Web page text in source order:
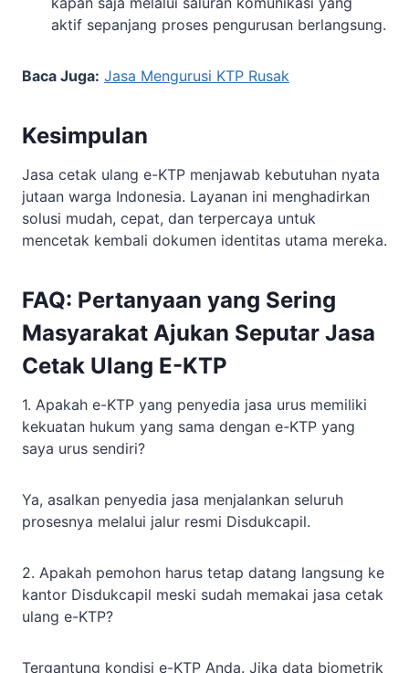
aktif sepanjang proses pengurusan berlangsung.
Baca Juga: Jasa Mengurusi KTP Rusak
Kesimpulan
Jasa cetak ulang e-KTP menjawab kebutuhan nyata
jutaan warga Indonesia. Layanan ini menghadirkan
solusi mudah, cepat, dan terpercaya untuk
mencetak kembali dokumen identitas utama mereka.
FAQ: Pertanyaan yang Sering
Masyarakat Ajukan Seputar Jasa
Cetak Ulang E-KTP
1. Apakah e-KTP yang penyedia jasa urus memiliki
kekuatan hukum yang sama dengan e-KTP yang
saya urus sendiri?
Ya, asalkan penyedia jasa menjalankan seluruh
prosesnya melalui jalur resmi Disdukcapil.
2. Apakah pemohon harus tetap datang langsung ke
kantor Disdukcapil meski sudah memakai jasa cetak
ulang e-KTP?
Tergantung kondisi e-KTP Anda. Jika data biometrik